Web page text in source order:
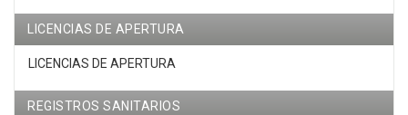
LICENCIAS DE APERTURA
LICENCIAS DE APERTURA
REGISTROS SANITARIOS